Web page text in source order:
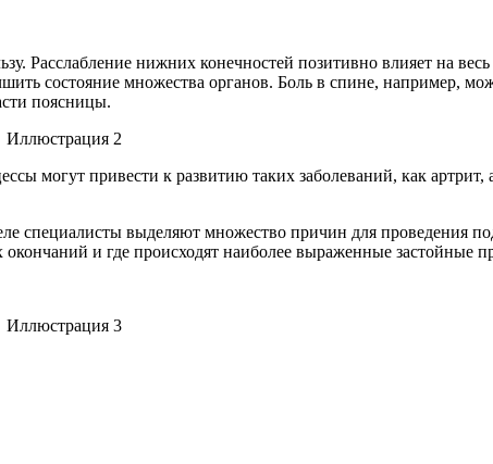
Расслабление нижних конечностей позитивно влияет на
состояние множества органов. Боль в спине, например,
поясницы.
могут привести к развитию таких заболеваний, как артрит,
специалисты выделяют множество причин для проведения
и где происходят наиболее выраженные застойные